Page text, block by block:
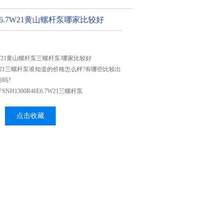
黄山螺杆泵哪家比较好
黄山螺杆泵三螺杆泵/哪家比较好
三螺杆泵谁知道的价格怎么样?有哪些比较出
吗?
三螺杆泵
点击收藏